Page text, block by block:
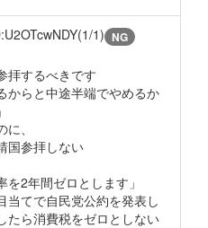
1) NG
拝するべきです
からと中途半端でやめるか
、
国参拝しない
を2年間ゼロとします」
当てで自民党公約を発表し
たら消費税をゼロとしない